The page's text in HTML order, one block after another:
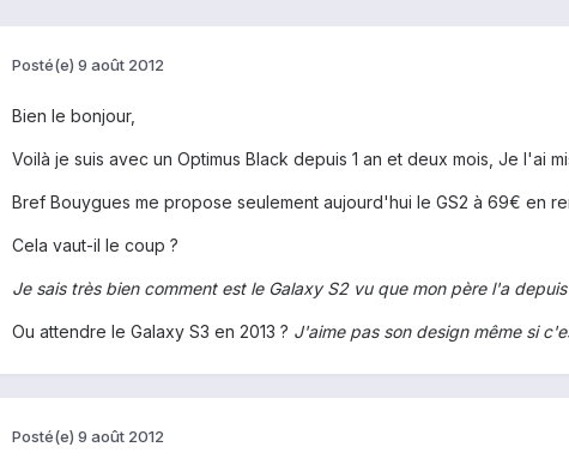
Posté(e) 9 août 2012
Bien le bonjour,
Voilà je suis avec un Optimus Black depuis 1 an et deux mois, Je l'ai
Bref Bouygues me propose seulement aujourd'hui le GS2 à 69€ en
Cela vaut-il le coup ?
Je sais très bien comment est le Galaxy S2 vu que mon père l'a
Ou attendre le Galaxy S3 en 2013 ? J'aime pas son design même si
Posté(e) 9 août 2012